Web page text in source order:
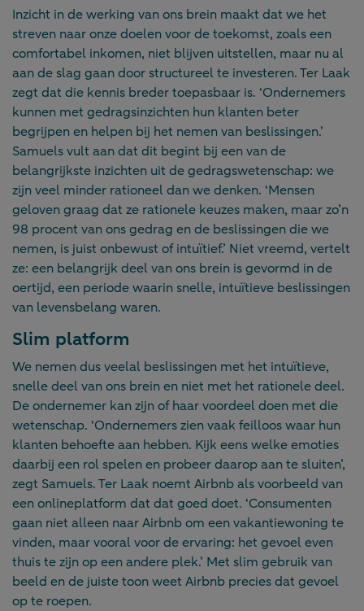
Inzicht in de werking van ons brein maakt dat we het
streven naar onze doelen voor de toekomst, zoals een
comfortabel inkomen, niet blijven uitstellen, maar nu al
aan de slag gaan door structureel te investeren. Ter Laak
zegt dat die kennis breder toepasbaar is. ‘Ondernemers
kunnen met gedragsinzichten hun klanten beter
begrijpen en helpen bij het nemen van beslissingen.’
Samuels vult aan dat dit begint bij een van de
belangrijkste inzichten uit de gedragswetenschap: we
zijn veel minder rationeel dan we denken. ‘Mensen
geloven graag dat ze rationele keuzes maken, maar zo’n
98 procent van ons gedrag en de beslissingen die we
nemen, is juist onbewust of intuïtief.’ Niet vreemd, vertelt
ze: een belangrijk deel van ons brein is gevormd in de
oertijd, een periode waarin snelle, intuïtieve beslissingen
van levensbelang waren.
Slim platform
We nemen dus veelal beslissingen met het intuïtieve,
snelle deel van ons brein en niet met het rationele deel.
De ondernemer kan zijn of haar voordeel doen met die
wetenschap. ‘Ondernemers zien vaak feilloos waar hun
klanten behoefte aan hebben. Kijk eens welke emoties
daarbij een rol spelen en probeer daarop aan te sluiten’,
zegt Samuels. Ter Laak noemt Airbnb als voorbeeld van
een onlineplatform dat dat goed doet. ‘Consumenten
gaan niet alleen naar Airbnb om een vakantiewoning te
vinden, maar vooral voor de ervaring: het gevoel even
thuis te zijn op een andere plek.’ Met slim gebruik van
beeld en de juiste toon weet Airbnb precies dat gevoel
op te roepen.